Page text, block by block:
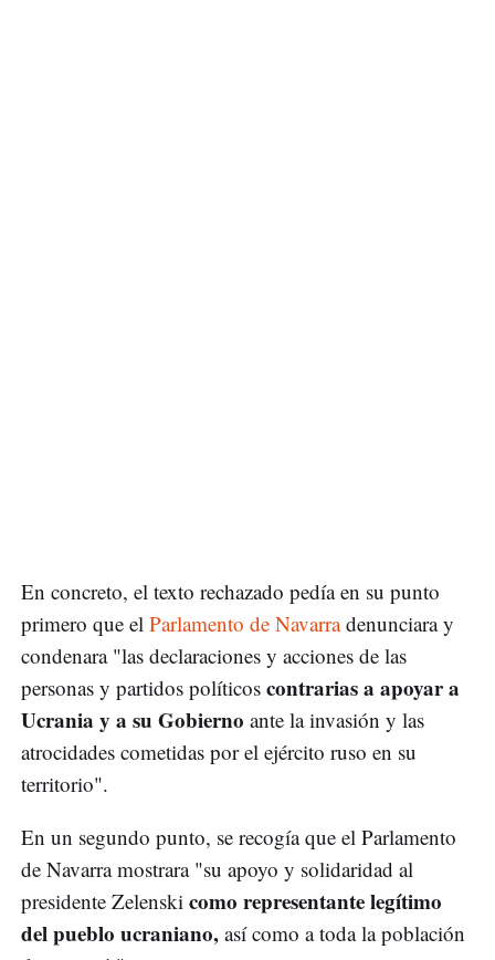
En concreto, el texto rechazado pedía en su punto
primero que el Parlamento de Navarradenunciara y
condenara "las declaraciones y acciones de las
personas y partidos políticos contrarias a apoyar a
Ucrania y a su Gobierno ante la invasión y las
atrocidades cometidas por el ejército ruso en su
territorio".
En un segundo punto, se recogía que el Parlamento
de Navarra mostrara "su apoyo y solidaridad al
presidente Zelenski como representante legítimo
del pueblo ucraniano, así como a toda la población